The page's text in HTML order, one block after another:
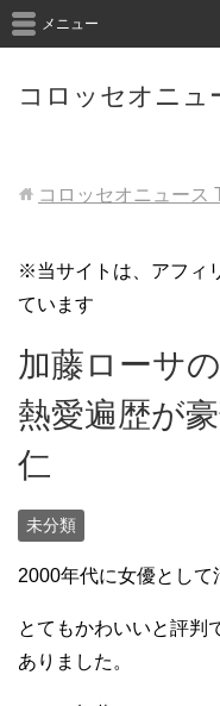
コロッセオニュ
メニュー
コロッセオニュース
※当サイトは、アフィ
ています
加藤ローサ
熱愛遍歴が
仁
未分類
2000年代に女優として
とてもかわいいと評判
ありました。